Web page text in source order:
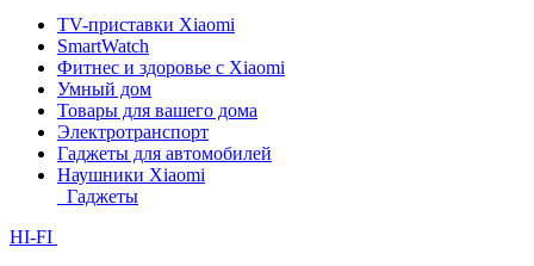
TV-приставки Xiaomi
SmartWatch
Фитнес и здоровье с Xiaomi
Умный дом
Товары для вашего дома
Электротранспорт
Гаджеты для автомобилей
Наушники Xiaomi
Гаджеты
HI-FI